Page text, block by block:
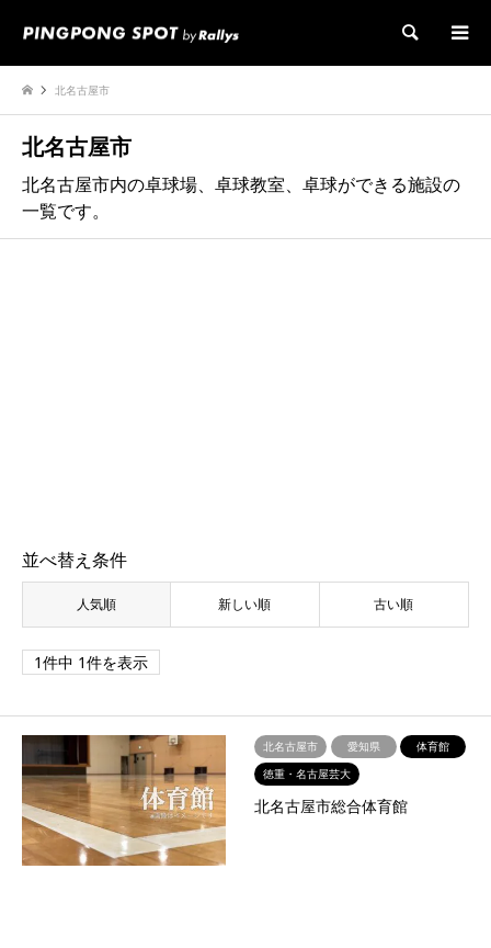
検索
北名古屋市
北名古屋市
北名古屋市内の卓球場、卓球教室、卓球ができる施設の
一覧です。
並べ替え条件
人気順 新しい順 古い順
1件中 1件を表示
北名古屋市 愛知県
体育館
徳重・名古屋芸大
北名古屋市総合体育館